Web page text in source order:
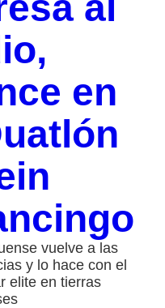
en
vuelve a las
y lo hace con el
elite en tierras